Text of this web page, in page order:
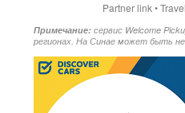
Partner link •
Примечание: сервис Welcome
регионах. На Синае может быть